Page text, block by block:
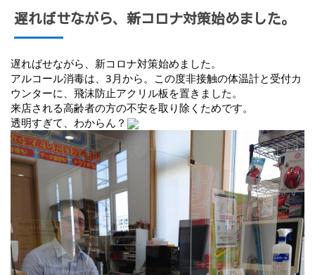
遅ればせながら、新コロナ対策始めました。
遅ればせながら、新コロナ対策始めました。
アルコール消毒は、3月から。この度非接触の体温計と受付カ
ウンターに、飛沫防止アクリル板を置きました。
来店される高齢者の方の不安を取り除くためです。
透明すぎて、わからん？